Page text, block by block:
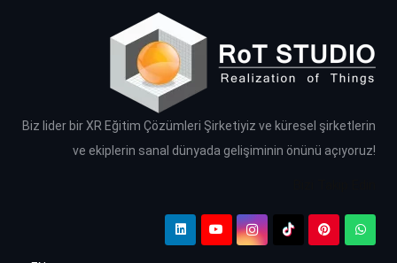
Biz lider bir XR Eğitim Çözümleri Şirketiyiz ve küresel şirketlerin
ve ekiplerin sanal dünyada gelişiminin önünü açıyoruz!